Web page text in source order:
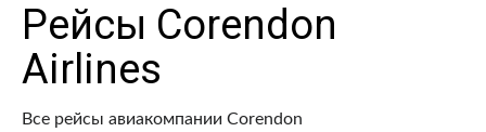
Рейсы Corendon
Airlines
Все рейсы авиакомпании Corendon